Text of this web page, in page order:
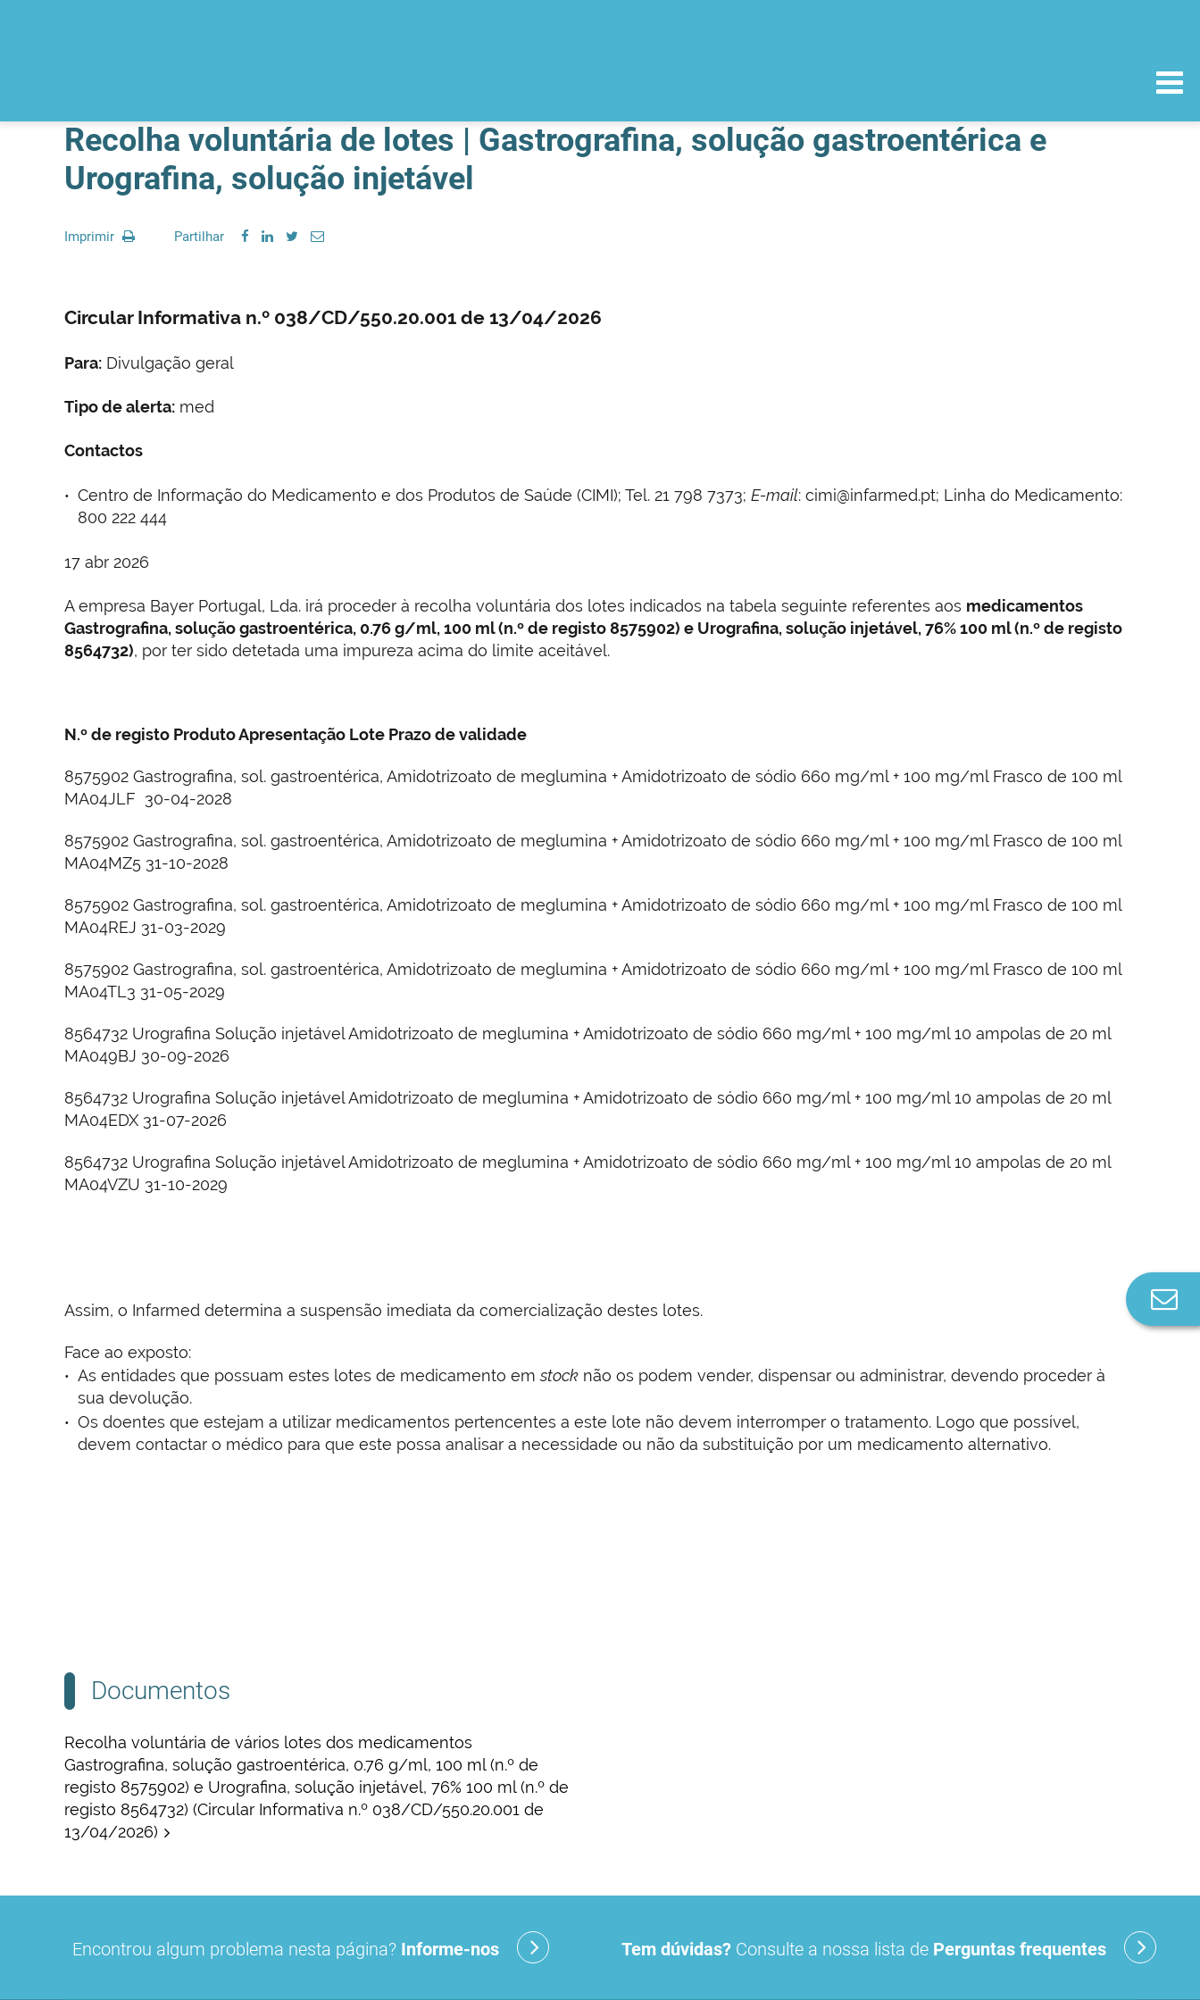
Recolha voluntária de lotes | Gastrografina, solução gastroentérica e
Urografina, solução injetável
Imprimir Partilhar
Circular Informativa n.º 038/CD/550.20.001 de 13/04/2026
Para: Divulgação geral
Tipo de alerta: med
Contactos
Centro de Informação do Medicamento e dos Produtos de Saúde (CIMI); Tel. 21 798 7373; E-mail: cimi@infarmed.pt; Linha do Medicamento:
800 222 444
17 abr 2026
A empresa Bayer Portugal, Lda. irá proceder à recolha voluntária dos lotes indicados na tabela seguinte referentes aos medicamentos
Gastrografina, solução gastroentérica, 0.76 g/ml, 100 ml (n.º de registo 8575902) e Urografina, solução injetável, 76% 100 ml (n.º de registo
8564732), por ter sido detetada uma impureza acima do limite aceitável.
N.º de registo ProdutoApresentação Lote Prazo de validade
8575902 Gastrografina, sol. gastroentérica, Amidotrizoato de meglumina + Amidotrizoato de sódio 660 mg/ml + 100 mg/ml Frasco de 100 ml
MA04JLF 30-04-2028
8575902 Gastrografina, sol. gastroentérica, Amidotrizoato de meglumina + Amidotrizoato de sódio 660 mg/ml + 100 mg/ml Frasco de 100 ml
MA04MZ5 31-10-2028
8575902 Gastrografina, sol. gastroentérica, Amidotrizoato de meglumina + Amidotrizoato de sódio 660 mg/ml + 100 mg/ml Frasco de 100 ml
MA04REJ 31-03-2029
8575902 Gastrografina, sol. gastroentérica, Amidotrizoato de meglumina + Amidotrizoato de sódio 660 mg/ml + 100 mg/ml Frasco de 100 ml
MA04TL3 31-05-2029
8564732 Urografina Solução injetável Amidotrizoato de meglumina + Amidotrizoato de sódio 660 mg/ml + 100 mg/ml 10 ampolas de 20 ml
MA049BJ 30-09-2026
8564732 Urografina Solução injetável Amidotrizoato de meglumina + Amidotrizoato de sódio 660 mg/ml + 100 mg/ml 10 ampolas de 20 ml
MA04EDX 31-07-2026
8564732 Urografina Solução injetável Amidotrizoato de meglumina + Amidotrizoato de sódio 660 mg/ml + 100 mg/ml 10 ampolas de 20 ml
MA04VZU 31-10-2029
Assim, o Infarmed determina a suspensão imediata da comercialização destes lotes.
Face ao exposto:
As entidades que possuam estes lotes de medicamento emstock não os podem vender, dispensar ou administrar, devendo proceder à
sua devolução.
Os doentes que estejam a utilizar medicamentos pertencentes a este lote não devem interromper o tratamento. Logo que possível,
devem contactar o médico para que este possa analisar a necessidade ou não da substituição por um medicamento alternativo.
Documentos
Recolha voluntária de vários lotes dos medicamentos
Gastrografina, solução gastroentérica, 0.76 g/ml, 100 ml (n.º de
registo 8575902) e Urografina, solução injetável, 76% 100 ml (n.º de
registo 8564732) (Circular Informativa n.º 038/CD/550.20.001 de
13/04/2026)
Encontrou algum problema nesta página? Informe-nos Tem dúvidas? Consulte a nossa lista de Perguntas frequentes